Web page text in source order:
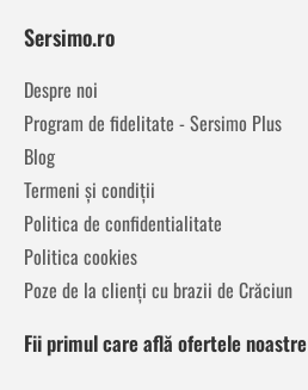
Sersimo.ro
Despre noi
Program de fidelitate - Sersimo Plus
Blog
Termeni și condiții
Politica de confidentialitate
Politica cookies
Poze de la clienți cu brazii de Crăciun
Fii primul care află ofertele noastre